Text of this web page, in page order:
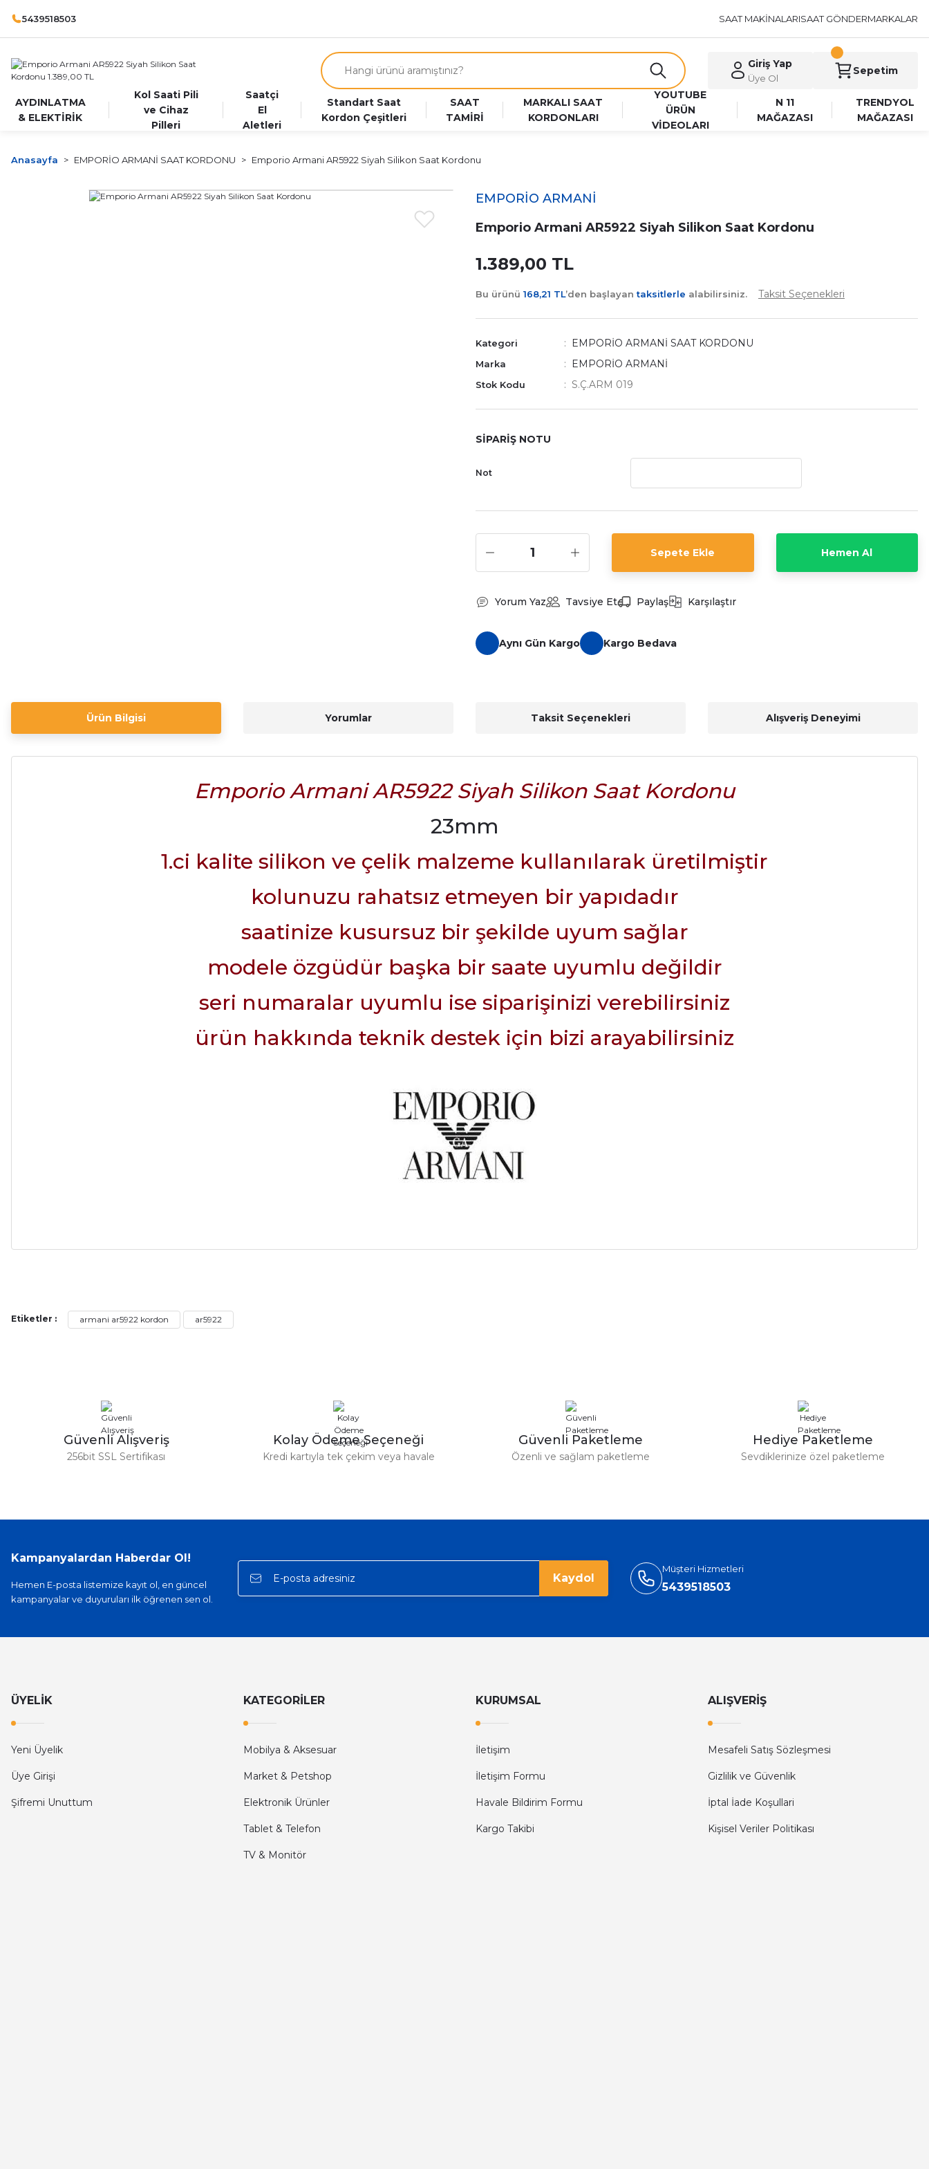
5439518503 SAAT MAKİNALARISAAT GÖNDERMARKALAR
Giriş Yap
Üye Ol
Sepetim
AYDINLATMA
& ELEKTİRİK
Kol Saati Pili
ve Cihaz
Pilleri
Saatçi
El
Aletleri
Standart Saat
Kordon Çeşitleri
SAAT
TAMİRİ
MARKALI SAAT
KORDONLARI
YOUTUBE
ÜRÜN
VİDEOLARI
N 11
MAĞAZASI
TRENDYOL
MAĞAZASI
Anasayfa EMPORİO ARMANİ SAAT KORDONU Emporio Armani AR5922 Siyah Silikon Saat Kordonu
EMPORİO ARMANİ
Emporio Armani AR5922 Siyah Silikon Saat Kordonu
1.389,00 TL
Bu ürünü 168,21 TL’den başlayantaksitlerle alabilirsiniz. Taksit Seçenekleri
Kategori EMPORİO ARMANİ SAAT KORDONU
Marka EMPORİO ARMANİ
Stok Kodu S.Ç.ARM 019
SİPARİŞ NOTU
Not
Sepete Ekle Hemen Al
Yorum Yaz Tavsiye Et Paylaş Karşılaştır
Aynı Gün Kargo Kargo Bedava
Ürün Bilgisi Yorumlar Taksit Seçenekleri Alışveriş Deneyimi
Emporio Armani AR5922 Siyah Silikon Saat Kordonu
23mm
1.ci kalite silikon ve çelik malzeme kullanılarak üretilmiştir
kolunuzu rahatsız etmeyen bir yapıdadır
saatinize kusursuz bir şekilde uyum sağlar
modele özgüdür başka bir saate uyumlu değildir
seri numaralar uyumlu ise siparişinizi verebilirsiniz
ürün hakkında teknik destek için bizi arayabilirsiniz
Serdar Keskin | 19/05/2026
Swatch yos Model saatime aldim arayip teyit aldiktan sonra yolladılar saatimede tam oldu
Mehmet Kenan | 18/02/2026
Hızlı kargo, iyi iletişim
Onur Kerem Öztürk | 28/07/2025
mehmet yıldız | 19/06/2025
Etiketler : armani ar5922 kordon ar5922
Güvenli Alışveriş
256bit SSL Sertifikası
Kolay Ödeme Seçeneği
Kredi kartıyla tek çekim veya havale
Güvenli Paketleme
Özenli ve sağlam paketleme
Hediye Paketleme
Sevdiklerinize özel paketleme
Kampanyalardan Haberdar Ol!
Hemen E-posta listemize kayıt ol, en güncel
kampanyalar ve duyuruları ilk öğrenen sen ol.
Kaydol
Müşteri Hizmetleri
5439518503
ÜYELİK
Yeni Üyelik
Üye Girişi
Şifremi Unuttum
KATEGORİLER
Mobilya & Aksesuar
Market & Petshop
Elektronik Ürünler
Tablet & Telefon
TV & Monitör
KURUMSAL
İletişim
İletişim Formu
Havale Bildirim Formu
Kargo Takibi
ALIŞVERİŞ
Mesafeli Satış Sözleşmesi
Gizlilik ve Güvenlik
İptal İade Koşullari
Kişisel Veriler Politikası